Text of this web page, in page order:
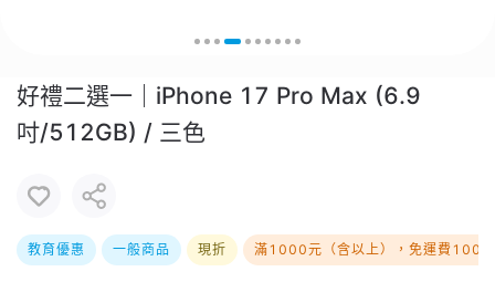
好禮二選一｜iPhone 17 Pro Max (6.9
吋/512GB) / 三色
教育優惠 一般商品 現折 滿1000元（含以上），免運費100元